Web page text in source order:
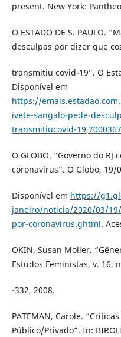
present. New York:
O ESTADO DE S. PAULO.
desculpas por dizer que
transmitiu covid-19”. O
Disponível em
https://
ivete-sangalo-pede-
transmitiucovid-
O GLOBO. “Governo do
coronavírus”. O Globo, 19/
Disponível em https://
janeiro/noticia/2020/03/
por-coronavirus.ghtml.
OKIN, Susan Moller.
Estudos Feministas, v. 16,
-332, 2008.
PATEMAN, Carole.
Público/Privado”. In: